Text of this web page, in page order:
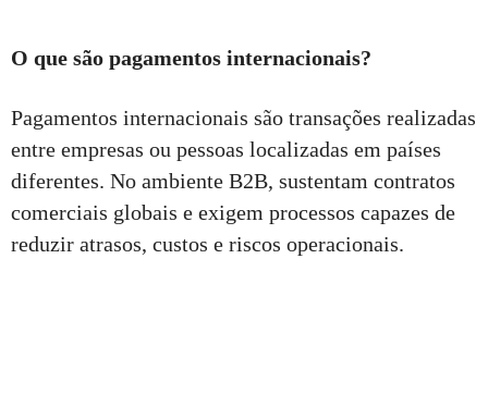
O que são pagamentos internacionais?
Pagamentos internacionais são transações realizadas
entre empresas ou pessoas localizadas em países
diferentes. No ambiente B2B, sustentam contratos
comerciais globais e exigem processos capazes de
reduzir atrasos, custos e riscos operacionais.